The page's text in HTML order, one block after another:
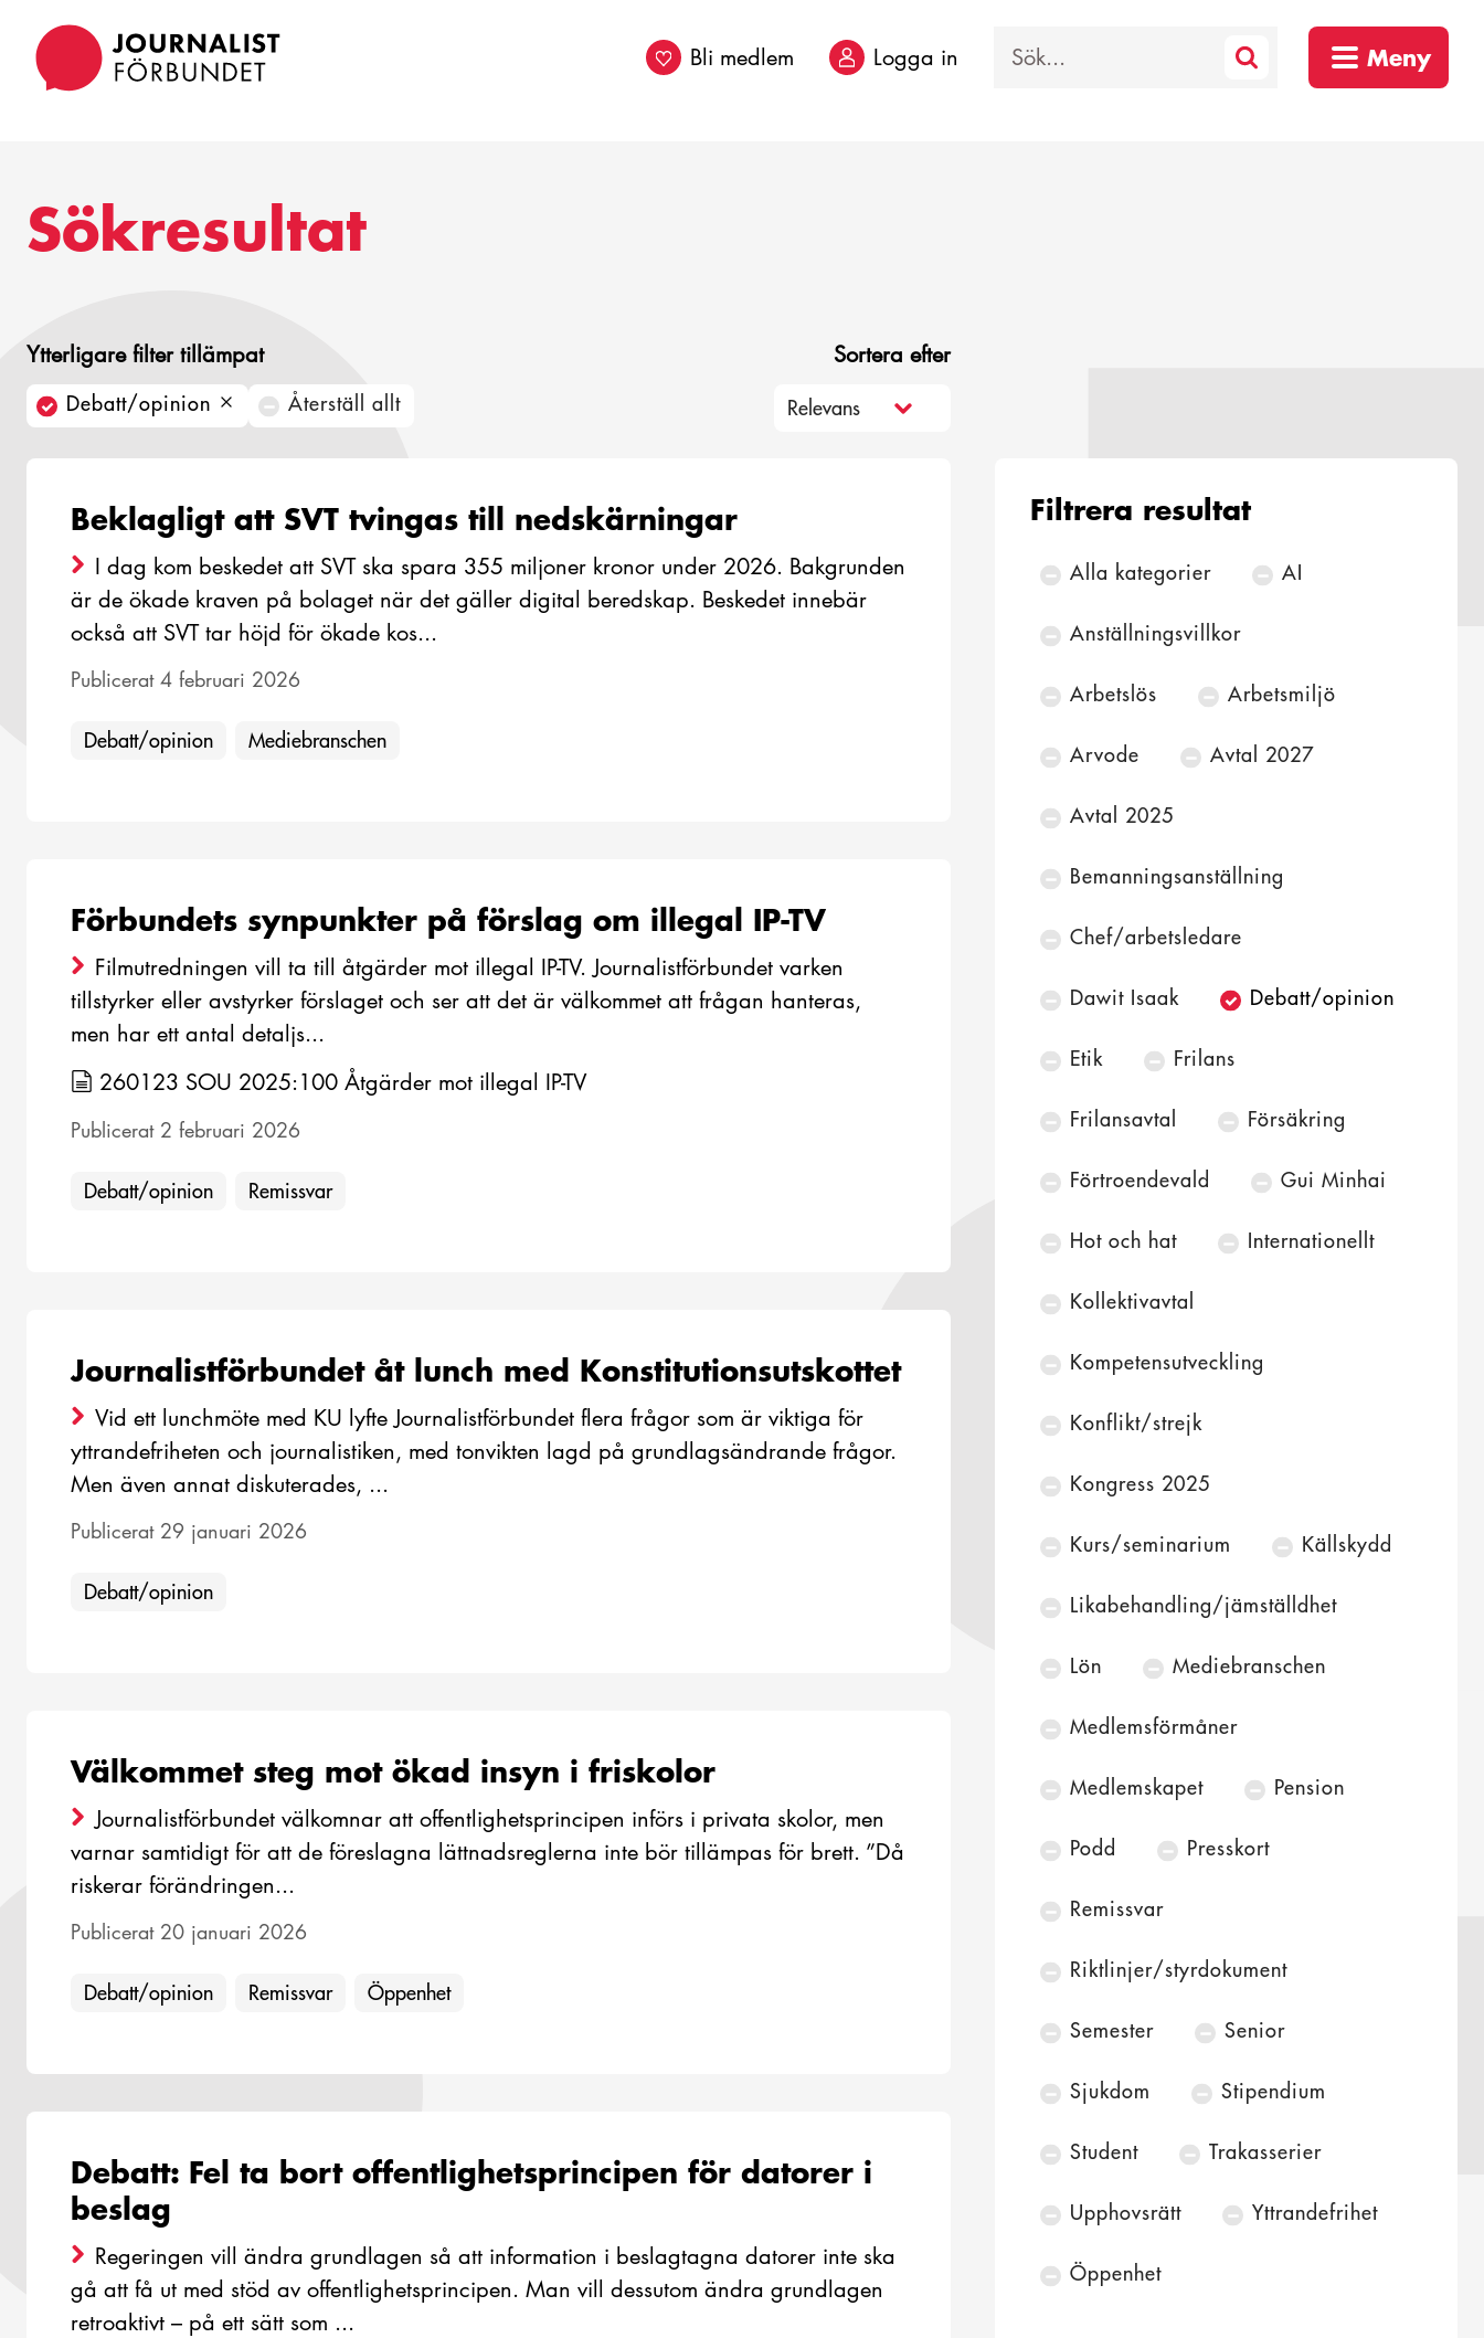
huvudinnehåll
Bli medlem Logga in Sök Meny
Sökresultat
Ytterligare filter tillämpat
Debatt/opinion Återställ allt
Sortera efter
Beklagligt att SVT tvingas till nedskärningar
I dag kom beskedet att SVT ska spara 355 miljoner kronor under 2026. Bakgrunden
är de ökade kraven på bolaget när det gäller digital beredskap. Beskedet innebär
också att SVT tar höjd för ökade kos...
Publicerat 4 februari 2026
Debatt/opinion Mediebranschen
Förbundets synpunkter på förslag om illegal IP-TV
Filmutredningen vill ta till åtgärder mot illegal IP-TV. Journalistförbundet varken
tillstyrker eller avstyrker förslaget och ser att det är välkommet att frågan hanteras,
men har ett antal detaljs...
260123 SOU 2025:100 Åtgärder mot illegal IP-TV
Publicerat 2 februari 2026
Debatt/opinion Remissvar
Journalistförbundet åt lunch med Konstitutionsutskottet
Vid ett lunchmöte med KU lyfte Journalistförbundet flera frågor som är viktiga för
yttrandefriheten och journalistiken, med tonvikten lagd på grundlagsändrande frågor.
Men även annat diskuterades, ...
Publicerat 29 januari 2026
Debatt/opinion
Välkommet steg mot ökad insyn i friskolor
Journalistförbundet välkomnar att offentlighetsprincipen införs i privata skolor, men
varnar samtidigt för att de föreslagna lättnadsreglerna inte bör tillämpas för brett. ”Då
riskerar förändringen...
Publicerat 20 januari 2026
Debatt/opinion Remissvar Öppenhet
Debatt: Fel ta bort offentlighetsprincipen för datorer i
beslag
Regeringen vill ändra grundlagen så att information i beslagtagna datorer inte ska
gå att få ut med stöd av offentlighetsprincipen. Man vill dessutom ändra grundlagen
retroaktivt – på ett sätt som ...
Filtrera resultat
resultat
Alla kategorier AI
Anställningsvillkor
Arbetslös Arbetsmiljö
Arvode Avtal 2027
Avtal 2025
Bemanningsanställning
Chef/arbetsledare
Dawit Isaak Debatt/opinion
Etik Frilans
Frilansavtal Försäkring
Förtroendevald Gui Minhai
Hot och hat Internationellt
Kollektivavtal
Kompetensutveckling
Konflikt/strejk
Kongress 2025
Kurs/seminarium Källskydd
Likabehandling/jämställdhet
Lön Mediebranschen
Medlemsförmåner
Medlemskapet Pension
Podd Presskort
Remissvar
Riktlinjer/styrdokument
Semester Senior
Sjukdom Stipendium
Student Trakasserier
Upphovsrätt Yttrandefrihet
Öppenhet